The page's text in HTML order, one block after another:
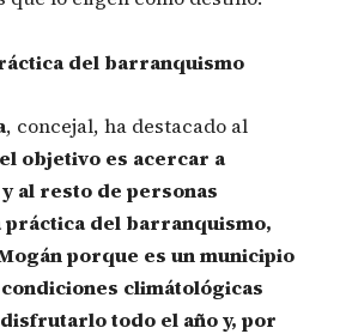
del barranquismo
, concejal, ha destacado al
el objetivo es acercar a
al resto de personas
práctica del barranquismo,
porque es un municipio
climátológicas
todo el año y, por